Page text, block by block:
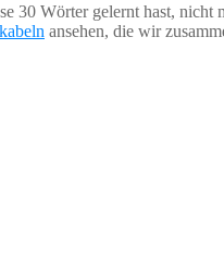
30 Wörter gelernt hast,
ansehen, die wir